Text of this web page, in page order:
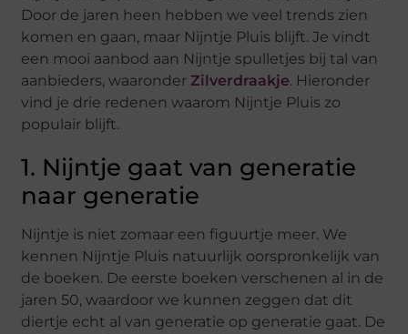
Door de jaren heen hebben we veel trends zien
komen en gaan, maar Nijntje Pluis blijft. Je vindt
een mooi aanbod aan Nijntje spulletjes bij tal van
aanbieders, waaronder Zilverdraakje. Hieronder
vind je drie redenen waarom Nijntje Pluis zo
populair blijft.
1. Nijntje gaat van generatie
naar generatie
Nijntje is niet zomaar een figuurtje meer. We
kennen Nijntje Pluis natuurlijk oorspronkelijk van
de boeken. De eerste boeken verschenen al in de
jaren 50, waardoor we kunnen zeggen dat dit
diertje echt al van generatie op generatie gaat. De